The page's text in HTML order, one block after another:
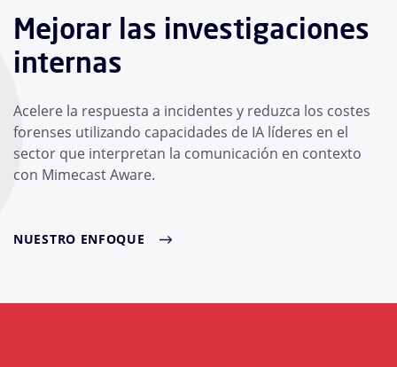
Mejorar las investigaciones
internas
Acelere la respuesta a incidentes y reduzca los costes
forenses utilizando capacidades de IA líderes en el
sector que interpretan la comunicación en contexto
con Mimecast Aware.
NUESTRO ENFOQUE